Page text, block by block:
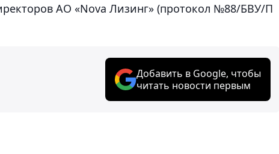
АО «Nova Лизинг» (протокол №88/БВУ/П
Добавить в Google, чтобы
читать новости первым